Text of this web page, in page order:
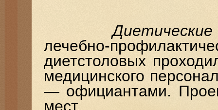
лечебно-
диетстоловых
медицинского
— официантами.
мест.